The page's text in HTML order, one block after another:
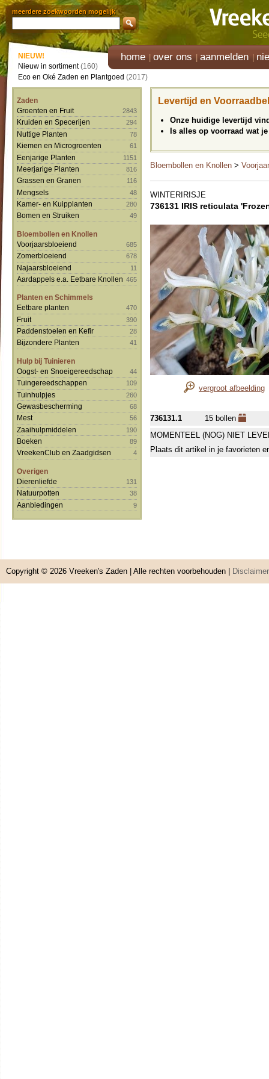
meerdere zoekwoorden mogelijk
home over ons aanmelden
NIEUW!
Nieuw in sortiment(160)
Eco en Oké Zaden en Plantgoed (2017)
Zaden
Groenten en Fruit
2843
Kruiden en Specerijen 294
Nuttige Planten 78
Kiemen en Microgroenten 61
Eenjarige Planten 1151
Meerjarige Planten 816
Grassen en Granen 116
Mengsels 48
Kamer- en Kuipplanten 280
Bomen en Struiken 49
Bloembollen en Knollen
Voorjaarsbloeiend
685
Zomerbloeiend 678
Najaarsbloeiend 11
Aardappels e.a. Eetbare Knollen 465
Planten en Schimmels
Eetbare planten
470
Fruit 390
Paddenstoelen en Kefir 28
Bijzondere Planten 41
Hulp bij Tuinieren
Oogst- en Snoeigereedschap
44
Tuingereedschappen 109
Tuinhulpjes 260
Gewasbescherming 68
Mest 56
Zaaihulpmiddelen 190
Boeken 89
VreekenClub en Zaadgidsen 4
Overigen
Dierenliefde
131
Natuurpotten 38
Aanbiedingen 9
Levertijd en
Onze huidige levertijd
Is alles op voorraad wat
Bloembollen en Knollen >
WINTERIRISJE
736131 IRIS reticulata
vergroot afbeelding
736131.1
15 bollen
MOMENTEEL (NOG) NIET
Plaats dit artikel in je favorieten
Copyright © 2026 Vreeken's Zaden | Alle rechten voorbehouden | Disclaimer